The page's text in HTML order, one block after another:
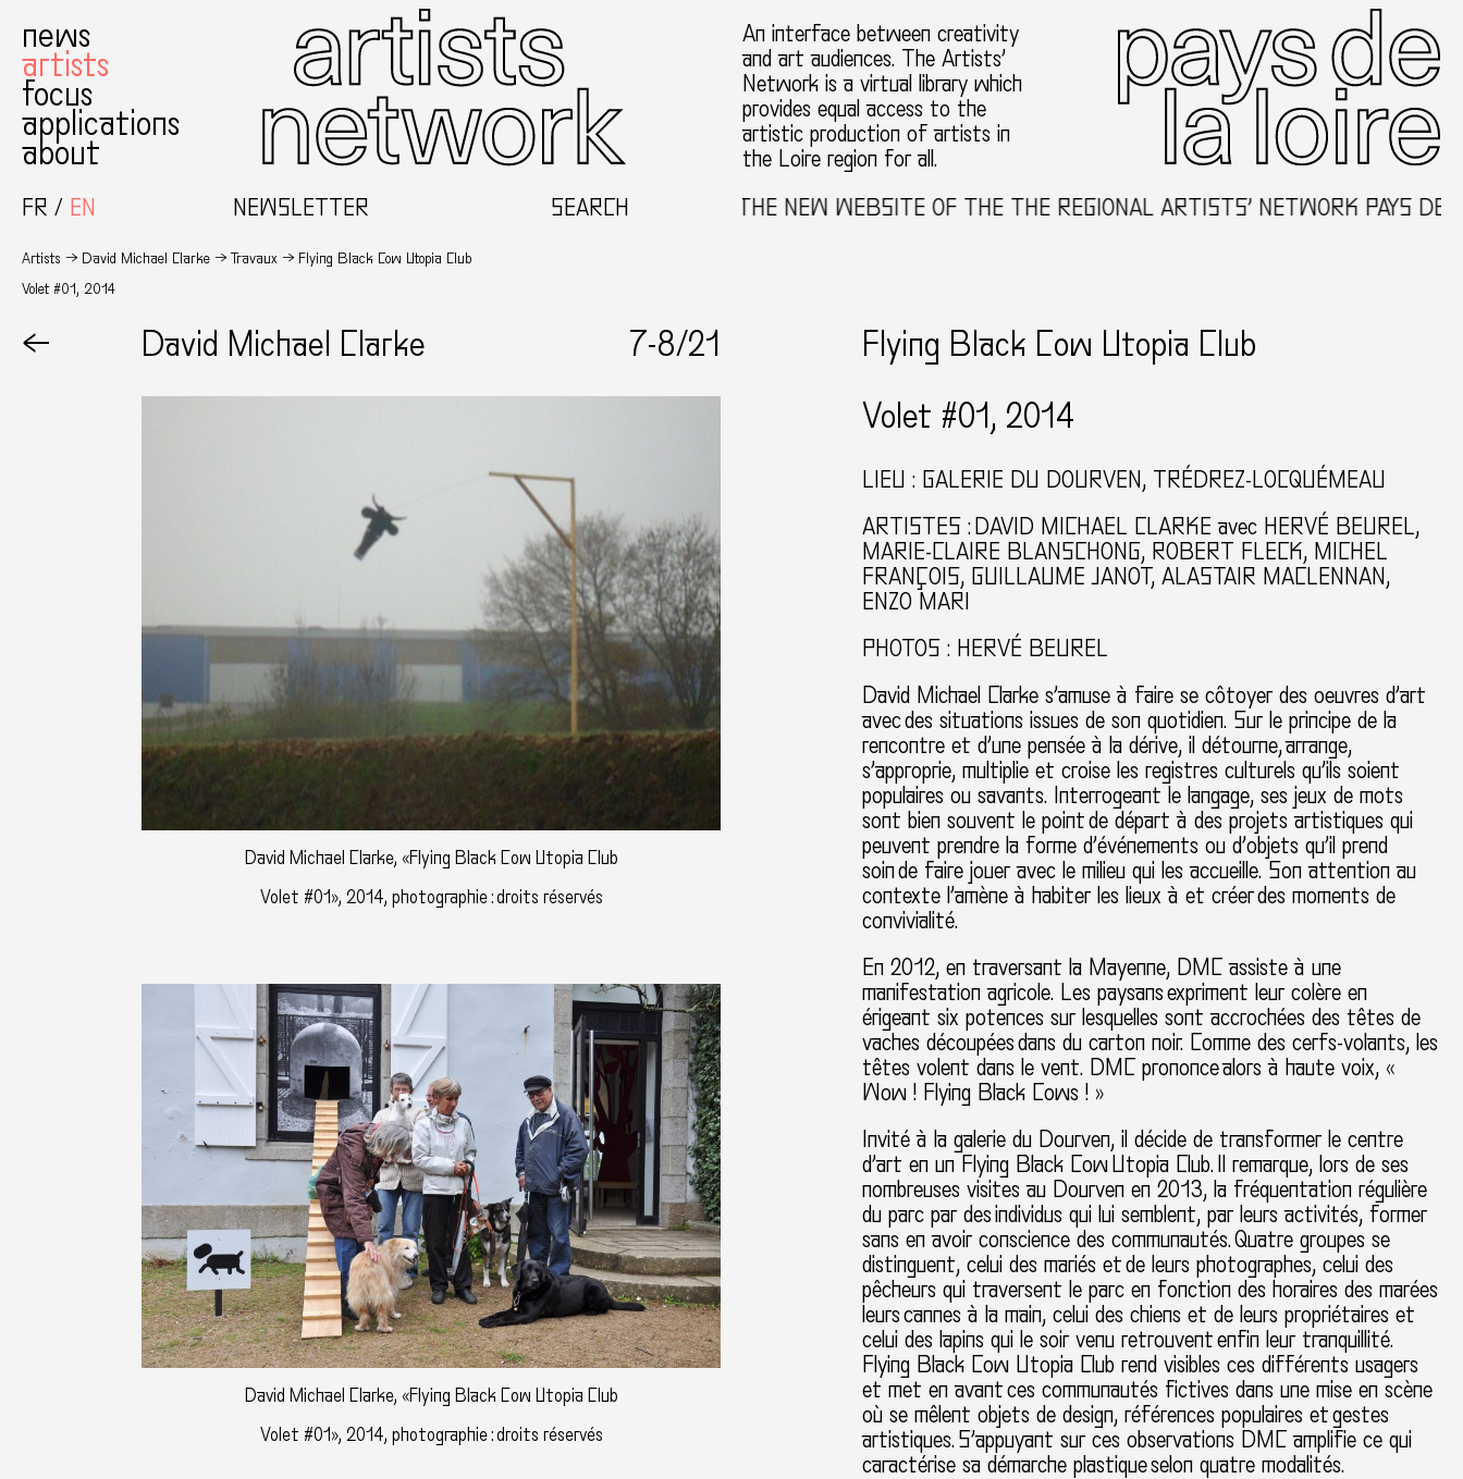
news
artists
focus
applications
about
An interface between creativity
and art audiences. The Artists’
Network is a virtual library which
provides equal access to the
artistic production of artists in
the Loire region for all.
FR
EN NEWSLETTER SEARCH
WELCOME TO THE NEW WEBSITE OF THE THE REGIONAL ARTISTS’ NETWORK PAYS DE LA
Artists David Michael Clarke Travaux
Flying Black Cow Utopia Club
Volet #01, 2014
← David Michael Clarke 7-8/21
David Michael Clarke, «Flying Black Cow Utopia Club
Volet #01», 2014, photographie : droits réservés
David Michael Clarke, «Flying Black Cow Utopia Club
Volet #01», 2014, photographie : droits réservés
Flying Black Cow Utopia Club
Volet #01, 2014
LIEU : GALERIE DU DOURVEN, TRÉDREZ-LOCQUÉMEAU
ARTISTES : DAVID MICHAEL CLARKE avec HERVÉ BEUREL,
MARIE-CLAIRE BLANSCHONG, ROBERT FLECK, MICHEL
FRANÇOIS, GUILLAUME JANOT, ALASTAIR MACLENNAN,
ENZO MARI
PHOTOS : HERVÉ BEUREL
David Michael Clarke s’amuse à faire se côtoyer des oeuvres d’art
avec des situations issues de son quotidien. Sur le principe de la
rencontre et d’une pensée à la dérive, il détourne, arrange,
s’approprie, multiplie et croise les registres culturels qu’ils soient
populaires ou savants. Interrogeant le langage, ses jeux de mots
sont bien souvent le point de départ à des projets artistiques qui
peuvent prendre la forme d’événements ou d’objets qu’il prend
soin de faire jouer avec le milieu qui les accueille. Son attention au
contexte l’amène à habiter les lieux à et créer des moments de
convivialité.
En 2012, en traversant la Mayenne, DMC assiste à une
manifestation agricole. Les paysans expriment leur colère en
érigeant six potences sur lesquelles sont accrochées des têtes de
vaches découpées dans du carton noir. Comme des cerfs-volants, les
têtes volent dans le vent. DMC prononce alors à haute voix, «
Wow ! Flying Black Cows ! »
Invité à la galerie du Dourven, il décide de transformer le centre
d’art en un Flying Black Cow Utopia Club. Il remarque, lors de ses
nombreuses visites au Dourven en 2013, la fréquentation régulière
du parc par des individus qui lui semblent, par leurs activités, former
sans en avoir conscience des communautés. Quatre groupes se
distinguent, celui des mariés et de leurs photographes, celui des
pêcheurs qui traversent le parc en fonction des horaires des marées
leurs cannes à la main, celui des chiens et de leurs propriétaires et
celui des lapins qui le soir venu retrouvent enfin leur tranquillité.
Flying Black Cow Utopia Club rend visibles ces différents usagers
et met en avant ces communautés fictives dans une mise en scène
où se mêlent objets de design, références populaires et gestes
artistiques. S’appuyant sur ces observations DMC amplifie ce qui
caractérise sa démarche plastique selon quatre modalités.